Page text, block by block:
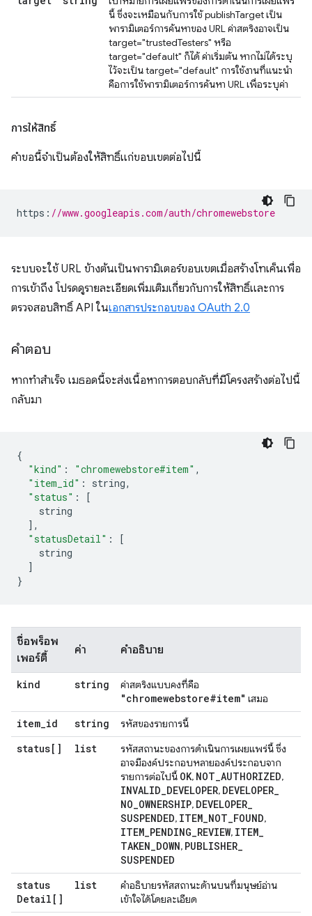
นี้ ซึ่งจะเหมือนกับการใช้ publishTarget เป็น
พารามิเตอร์การค้นหาของ URL ค่าสตริงอาจเป็น
target="trustedTesters" หรือ
target="default" ก็ได้ ค่าเริ่มต้น หากไม่ได้ระบุ
ไว้จะเป็น target="default" การใช้งานที่แนะนำ
คือการใช้พารามิเตอร์การค้นหา URL เพื่อระบุค่า
การให้สิทธิ์
คำขอนี้จำเป็นต้องให้สิทธิ์แก่ขอบเขตต่อไปนี้
https : //www.googleapis.com/auth/chromewebstore
ระบบจะใช้ URL ข้างต้นเป็นพารามิเตอร์ขอบเขตเมื่อสร้างโทเค็นเพื่อ
การเข้าถึง โปรดดูรายละเอียดเพิ่มเติมเกี่ยวกับการให้สิทธิ์และการ
ตรวจสอบสิทธิ์ API ในเอกสารประกอบของ OAuth 2.0
คำตอบ
หากทำสำเร็จ เมธอดนี้จะส่งเนื้อหาการตอบกลับที่มีโครงสร้างต่อไปนี้
กลับมา
{
"kind" : "chromewebstore#item" ,
"item_id" : string,
"status" :
[
string
],
"statusDetail" :
[
string
]
}
ชื่อพร็อพ
เพอร์ตี้
ค่า คำอธิบาย
kind string ค่าสตริงแบบคงที่คือ
"chromewebstore#item" เสมอ
item_id string รหัสของรายการนี้
status[] list
รหัสสถานะของการดำเนินการเผยแพร่นี้ ซึ่ง
อาจมีองค์ประกอบหลายองค์ประกอบจาก
รายการต่อไปนี้ OK, NOT_AUTHORIZED,
INVALID_DEVELOPER, DEVELOPER_
NO_OWNERSHIP, DEVELOPER_
SUSPENDED, ITEM_NOT_FOUND,
ITEM_PENDING_REVIEW, ITEM_
TAKEN_DOWN, PUBLISHER_
SUSPENDED
status
Detail[]
list
คำอธิบายรหัสสถานะด้านบนที่มนุษย์อ่าน
เข้าใจได้โดยละเอียด